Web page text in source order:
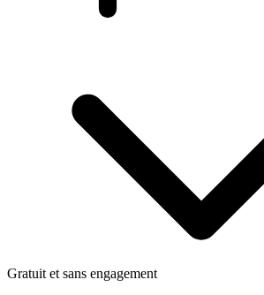
Gratuit et sans engagement